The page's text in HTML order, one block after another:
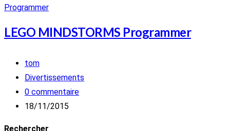
LEGO MINDSTORMS Programmer
Auteur/autrice
de
la
publication :
tom
Post
category:
Divertissements
Commentaires
de
0 commentaire
Publication
18/11/2015
Rechercher